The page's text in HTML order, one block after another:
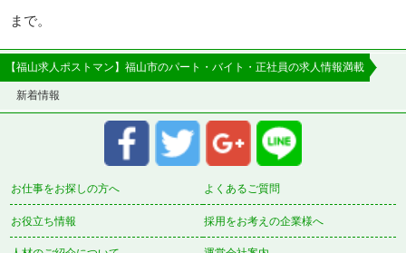
まで。
【福山求人ポストマン】福山市のパート・バイト・正社員の求人情報満載
新着情報
お仕事をお探しの方へ よくあるご質問
お役立ち情報 採用をお考えの企業様へ